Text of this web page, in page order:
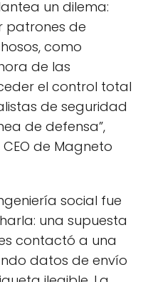
un dilema:
patrones de
como
de las
el control total
de seguridad
de defensa”,
de Magneto
social fue
una supuesta
contactó a una
datos de envío